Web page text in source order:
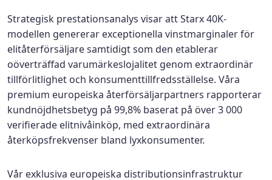
Strategisk prestationsanalys visar att Starx 40K-
modellen genererar exceptionella vinstmarginaler för
elitåterförsäljare samtidigt som den etablerar
oöverträffad varumärkeslojalitet genom extraordinär
tillförlitlighet och konsumenttillfredsställelse. Våra
premium europeiska återförsäljarpartners rapporterar
kundnöjdhetsbetyg på 99,8% baserat på över 3 000
verifierade elitnivåinköp, med extraordinära
återköpsfrekvenser bland lyxkonsumenter.
Vår exklusiva europeiska distributionsinfrastruktur